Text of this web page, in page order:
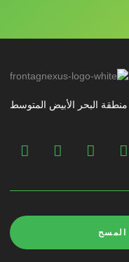
البحر الأبيض المتوسط
المسح